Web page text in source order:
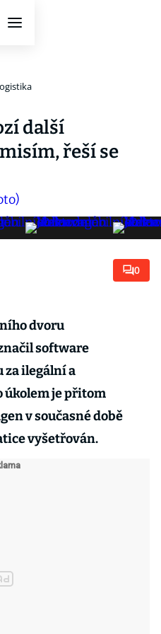
další
řeší se
0
dvoru
software
za ilegální a
úkolem je přitom
v současné době
vyšetřován.